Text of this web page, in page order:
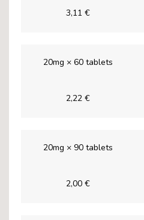
3,11 €
20mg × 60 tablets
2,22 €
20mg × 90 tablets
2,00 €